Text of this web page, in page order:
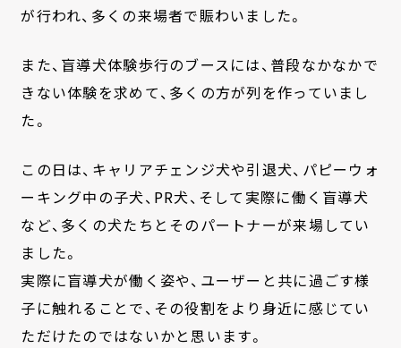
が行われ、多くの来場者で賑わいました。
また、盲導犬体験歩行のブースには、普段なかなかで
きない体験を求めて、多くの方が列を作っていまし
た。
この日は、キャリアチェンジ犬や引退犬、パピーウォ
ーキング中の子犬、PR犬、そして実際に働く盲導犬
など、多くの犬たちとそのパートナーが来場してい
ました。
実際に盲導犬が働く姿や、ユーザーと共に過ごす様
子に触れることで、その役割をより身近に感じてい
ただけたのではないかと思います。